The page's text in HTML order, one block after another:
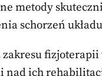
metody
schorzeń
zakresu fizjoterapii
nad ich